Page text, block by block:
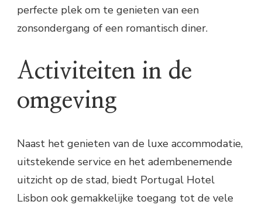
perfecte plek om te genieten van een
zonsondergang of een romantisch diner.
Activiteiten in de
omgeving
Naast het genieten van de luxe accommodatie,
uitstekende service en het adembenemende
uitzicht op de stad, biedt Portugal Hotel
Lisbon ook gemakkelijke toegang tot de vele